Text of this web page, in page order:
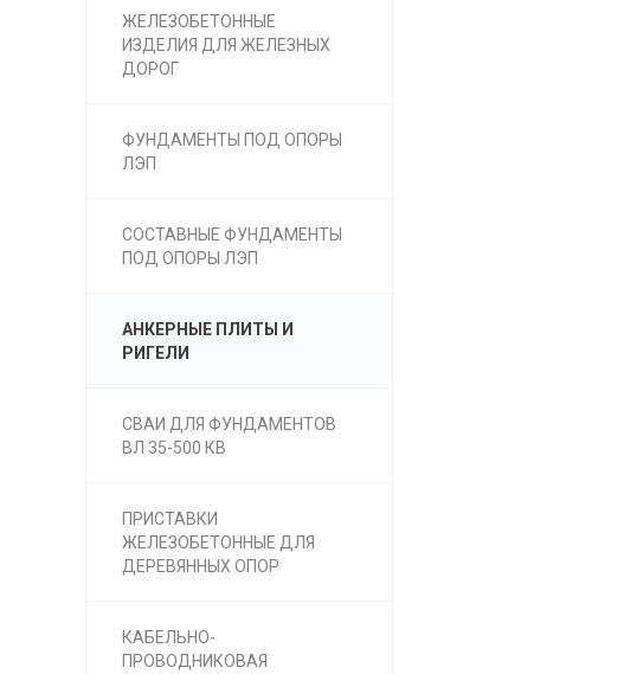
ЖЕЛЕЗОБЕТОННЫЕ
ИЗДЕЛИЯ ДЛЯ ЖЕЛЕЗНЫХ
ДОРОГ
ФУНДАМЕНТЫ ПОД ОПОРЫ
ЛЭП
СОСТАВНЫЕ ФУНДАМЕНТЫ
ПОД ОПОРЫ ЛЭП
АНКЕРНЫЕ ПЛИТЫ И
РИГЕЛИ
СВАИ ДЛЯ ФУНДАМЕНТОВ
ВЛ 35-500 КВ
ПРИСТАВКИ
ЖЕЛЕЗОБЕТОННЫЕ ДЛЯ
ДЕРЕВЯННЫХ ОПОР
КАБЕЛЬНО-
ПРОВОДНИКОВАЯ